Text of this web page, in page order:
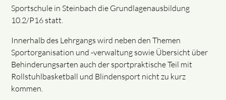
Sportschule in Steinbach die Grundlagenausbildung
10.2/P16 statt.
Innerhalb des Lehrgangs wird neben den Themen
Sportorganisation und -verwaltung sowie Übersicht über
Behinderungsarten auch der sportpraktische Teil mit
Rollstuhlbasketball und Blindensport nicht zu kurz
kommen.